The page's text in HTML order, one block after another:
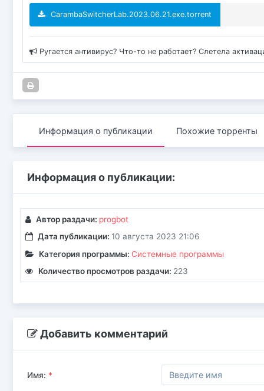
CarambaSwitcherLab.2023.06.21.exe.torrent
Ругается антивирус? Что-то не работает? Слетела
Информация о публикации Похожие торренты
Информация о публикации:
Автор раздачи: progbot
Дата публикации: 10 августа 2023 21:06
Категория программы: Системные программы
Количество просмотров раздачи: 223
Добавить комментарий
Имя: *